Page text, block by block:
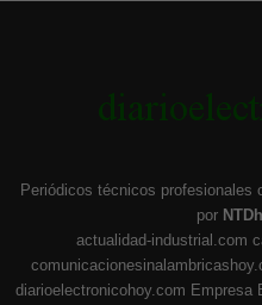
Periódicos técnicos profesionales
por
actualidad-industrial.com
diarioelectronicohoy.com Empresa